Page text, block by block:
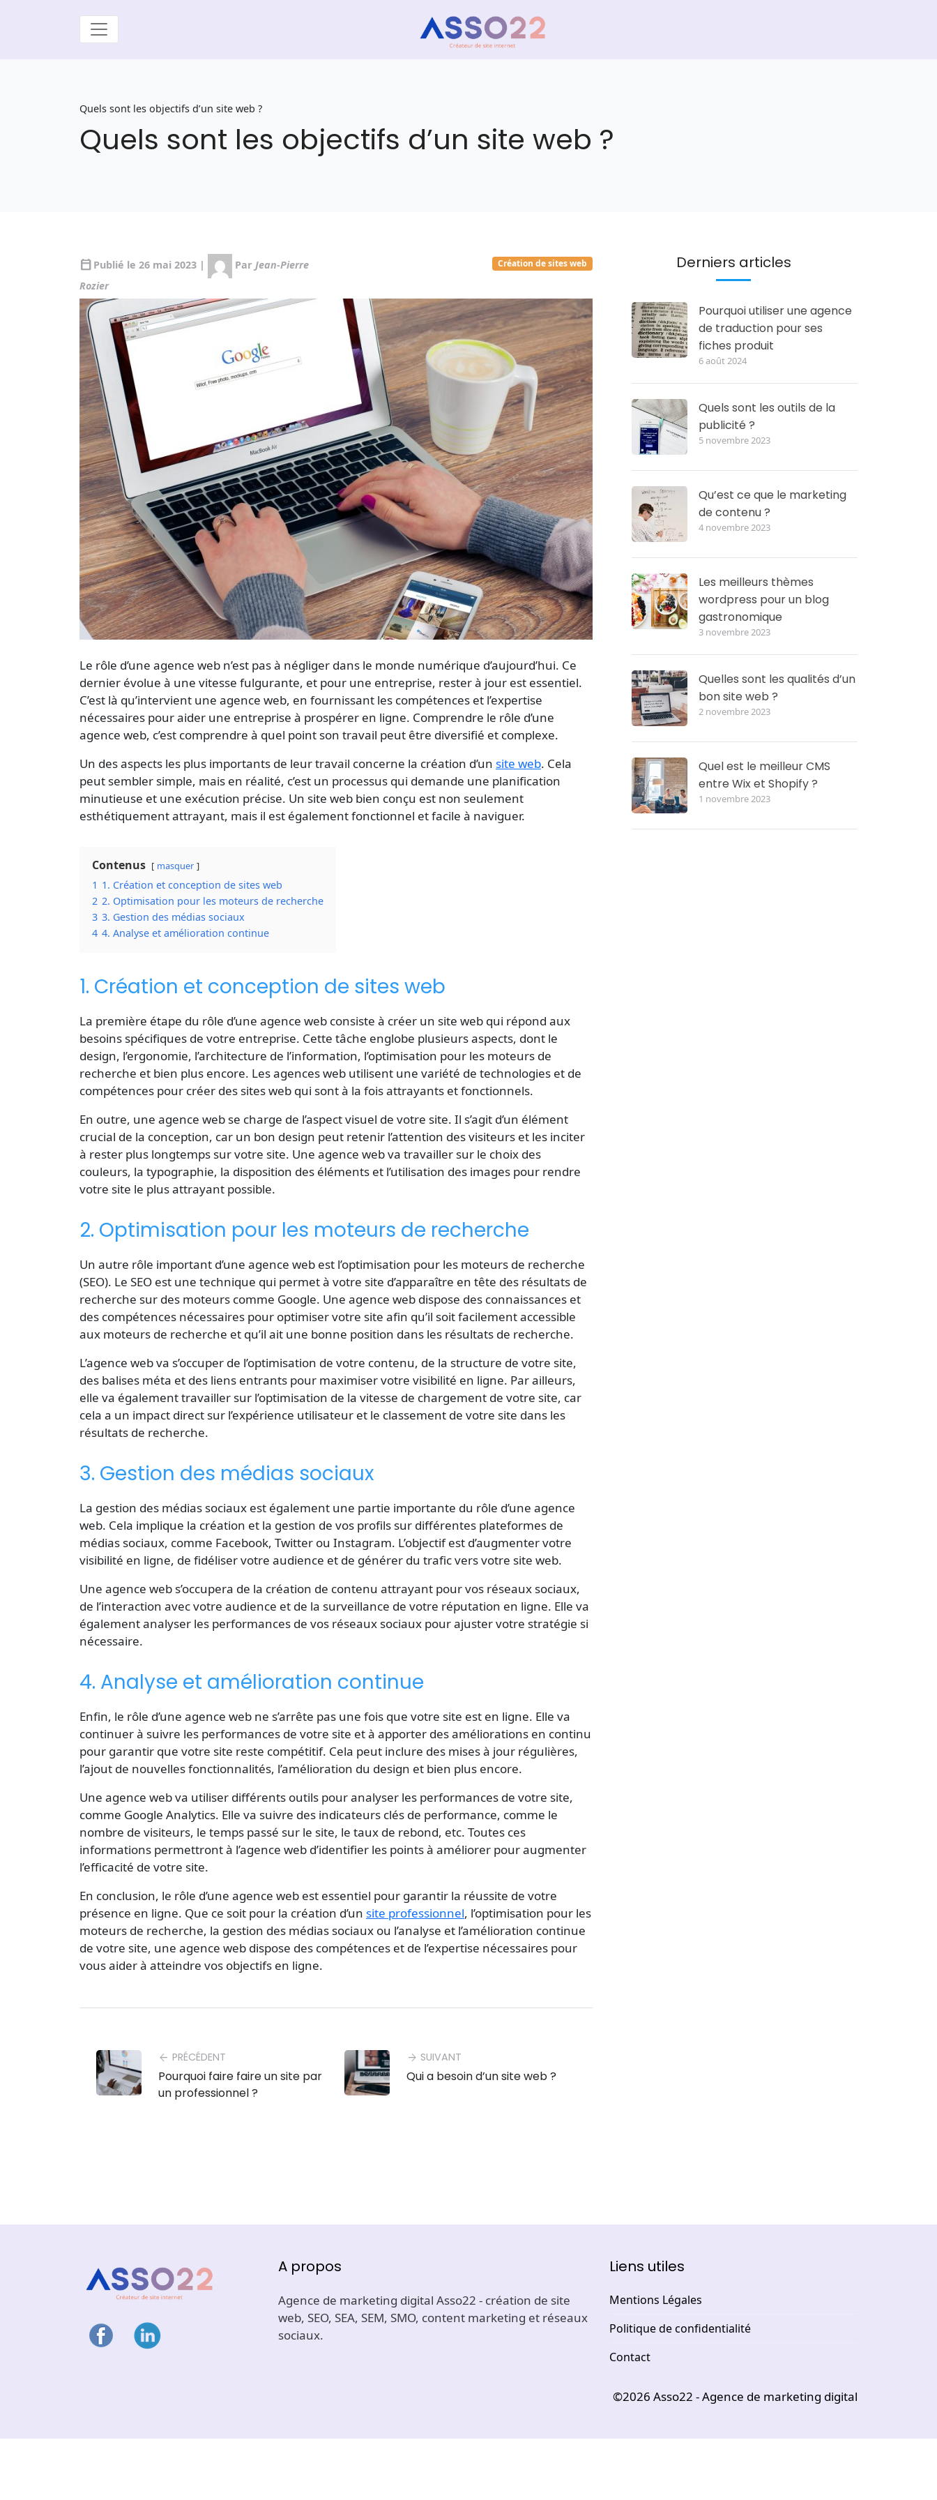
Quels sont les objectifs d’un site web ?
Quels sont les objectifs d’un site web ?
calendar_today Publié le 26 mai 2023 | Par Jean-Pierre
Rozier
Création de sites web
Le rôle d’une agence web n’est pas à négliger dans le monde numérique d’aujourd’hui. Ce
dernier évolue à une vitesse fulgurante, et pour une entreprise, rester à jour est essentiel.
C’est là qu’intervient une agence web, en fournissant les compétences et l’expertise
nécessaires pour aider une entreprise à prospérer en ligne. Comprendre le rôle d’une
agence web, c’est comprendre à quel point son travail peut être diversifié et complexe.
Un des aspects les plus importants de leur travail concerne la création d’un site web. Cela
peut sembler simple, mais en réalité, c’est un processus qui demande une planification
minutieuse et une exécution précise. Un site web bien conçu est non seulement
esthétiquement attrayant, mais il est également fonctionnel et facile à naviguer.
Contenus masquer
1 1. Création et conception de sites web
2 2. Optimisation pour les moteurs de recherche
3 3. Gestion des médias sociaux
4 4. Analyse et amélioration continue
1. Création et conception de sites web
La première étape du rôle d’une agence web consiste à créer un site web qui répond aux
besoins spécifiques de votre entreprise. Cette tâche englobe plusieurs aspects, dont le
design, l’ergonomie, l’architecture de l’information, l’optimisation pour les moteurs de
recherche et bien plus encore. Les agences web utilisent une variété de technologies et de
compétences pour créer des sites web qui sont à la fois attrayants et fonctionnels.
En outre, une agence web se charge de l’aspect visuel de votre site. Il s’agit d’un élément
crucial de la conception, car un bon design peut retenir l’attention des visiteurs et les inciter
à rester plus longtemps sur votre site. Une agence web va travailler sur le choix des
couleurs, la typographie, la disposition des éléments et l’utilisation des images pour rendre
votre site le plus attrayant possible.
2. Optimisation pour les moteurs de recherche
Un autre rôle important d’une agence web est l’optimisation pour les moteurs de recherche
(SEO). Le SEO est une technique qui permet à votre site d’apparaître en tête des résultats de
recherche sur des moteurs comme Google. Une agence web dispose des connaissances et
des compétences nécessaires pour optimiser votre site afin qu’il soit facilement accessible
aux moteurs de recherche et qu’il ait une bonne position dans les résultats de recherche.
L’agence web va s’occuper de l’optimisation de votre contenu, de la structure de votre site,
des balises méta et des liens entrants pour maximiser votre visibilité en ligne. Par ailleurs,
elle va également travailler sur l’optimisation de la vitesse de chargement de votre site, car
cela a un impact direct sur l’expérience utilisateur et le classement de votre site dans les
résultats de recherche.
3. Gestion des médias sociaux
La gestion des médias sociaux est également une partie importante du rôle d’une agence
web. Cela implique la création et la gestion de vos profils sur différentes plateformes de
médias sociaux, comme Facebook, Twitter ou Instagram. L’objectif est d’augmenter votre
visibilité en ligne, de fidéliser votre audience et de générer du trafic vers votre site web.
Une agence web s’occupera de la création de contenu attrayant pour vos réseaux sociaux,
de l’interaction avec votre audience et de la surveillance de votre réputation en ligne. Elle va
également analyser les performances de vos réseaux sociaux pour ajuster votre stratégie si
nécessaire.
4. Analyse et amélioration continue
Enfin, le rôle d’une agence web ne s’arrête pas une fois que votre site est en ligne. Elle va
continuer à suivre les performances de votre site et à apporter des améliorations en continu
pour garantir que votre site reste compétitif. Cela peut inclure des mises à jour régulières,
l’ajout de nouvelles fonctionnalités, l’amélioration du design et bien plus encore.
Une agence web va utiliser différents outils pour analyser les performances de votre site,
comme Google Analytics. Elle va suivre des indicateurs clés de performance, comme le
nombre de visiteurs, le temps passé sur le site, le taux de rebond, etc. Toutes ces
informations permettront à l’agence web d’identifier les points à améliorer pour augmenter
l’efficacité de votre site.
En conclusion, le rôle d’une agence web est essentiel pour garantir la réussite de votre
présence en ligne. Que ce soit pour la création d’un site professionnel, l’optimisation pour les
moteurs de recherche, la gestion des médias sociaux ou l’analyse et l’amélioration continue
de votre site, une agence web dispose des compétences et de l’expertise nécessaires pour
vous aider à atteindre vos objectifs en ligne.
arrow_back PRÉCÉDENT
Pourquoi faire faire un site par
un professionnel ?
arrow_forward SUIVANT
Qui a besoin d’un site web ?
Derniers articles
Pourquoi utiliser une agence
de traduction pour ses
fiches produit
6 août 2024
Quels sont les outils de la
publicité ?
5 novembre 2023
Qu’est ce que le marketing
de contenu ?
4 novembre 2023
Les meilleurs thèmes
wordpress pour un blog
gastronomique
3 novembre 2023
Quelles sont les qualités d’un
bon site web ?
2 novembre 2023
Quel est le meilleur CMS
entre Wix et Shopify ?
1 novembre 2023
A propos
Agence de marketing digital Asso22 - création de site
web, SEO, SEA, SEM, SMO, content marketing et réseaux
sociaux.
Liens utiles
Mentions Légales
Politique de confidentialité
Contact
©2026 Asso22 - Agence de marketing digital